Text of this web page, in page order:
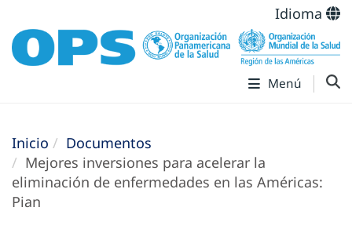
Idioma
Menú
Inicio
Documentos
Mejores inversiones para acelerar la
eliminación de enfermedades en las Américas:
Pian